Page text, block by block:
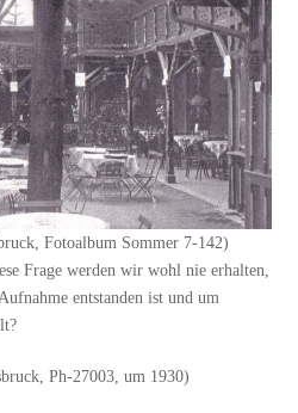
Fotoalbum Sommer 7-142)
Frage werden wir wohl nie erhalten,
entstanden ist und um
Ph-27003, um 1930)